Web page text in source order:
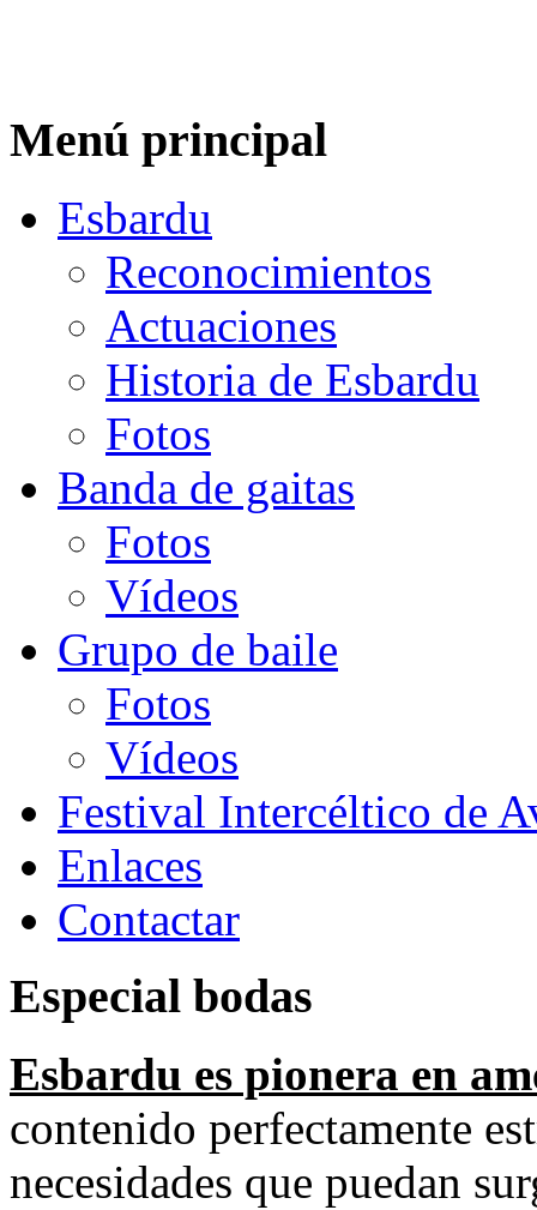
Menú principal
Esbardu
Reconocimientos
Actuaciones
Historia de Esbardu
Fotos
Banda de gaitas
Fotos
Vídeos
Grupo de baile
Fotos
Vídeos
Festival Intercéltico de
Enlaces
Contactar
Especial bodas
Esbardu es pionera en
contenido perfectamente
necesidades que puedan